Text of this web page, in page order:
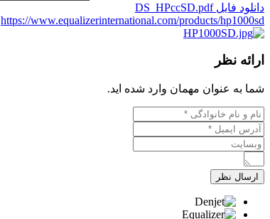
دانلود فایل DS_HPccSD.pdf
https://www.equalizerinternational.com/products/hp1000sd
ارائه نظر
شما به عنوان مهمان وارد شده اید.